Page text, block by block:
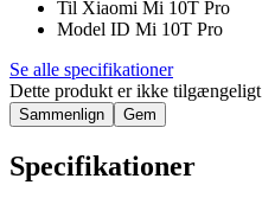
Til Xiaomi Mi 10T Pro
Model ID Mi 10T Pro
Se alle specifikationer
Dette produkt er ikke tilgængeligt
Sammenlign Gem
Specifikationer